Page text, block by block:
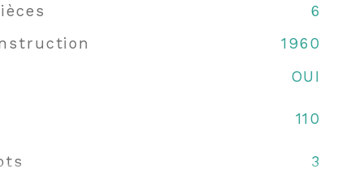
6
1960
OUI
110
3